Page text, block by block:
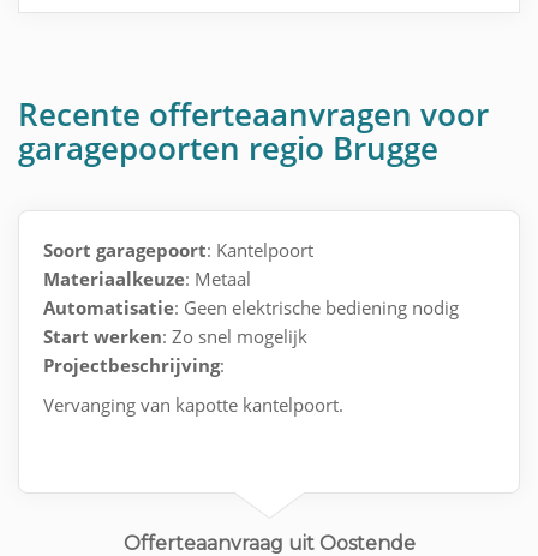
Recente offerteaanvragen voor
garagepoorten regio Brugge
Soort garagepoort: Kantelpoort
Materiaalkeuze: Metaal
Automatisatie: Geen elektrische bediening nodig
Start werken: Zo snel mogelijk
Projectbeschrijving:
Vervanging van kapotte kantelpoort.
Offerteaanvraag uit Oostende